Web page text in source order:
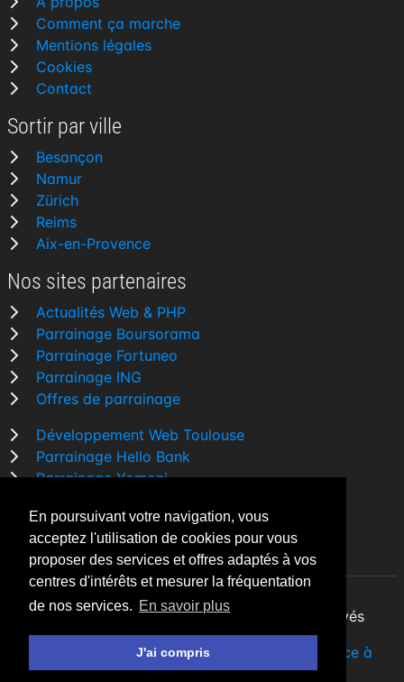
En poursuivant votre navigation, vous
acceptez l'utilisation de cookies pour vous
proposer des services et offres adaptés à vos
centres d'intérêts et mesurer la fréquentation
de nos services. En savoir plus
J'ai compris
Comment ça marche
Mentions légales
Cookies
Contact
Sortir par ville
Besançon
Namur
Zürich
Reims
Aix-en-Provence
Nos sites partenaires
Actualités Web & PHP
Parrainage Boursorama
Parrainage Fortuneo
Parrainage ING
Offres de parrainage
Développement Web Toulouse
Parrainage Hello Bank
Parrainage Yomoni
Comparatif banque
By Night v5.7.3| © 2026 - Tous droits réservés
par undéveloppeur Web Freelance à
Toulouse